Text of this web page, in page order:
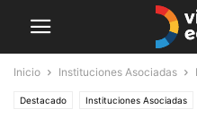
Inicio Instituciones Asociadas
Destacado Instituciones Asociadas